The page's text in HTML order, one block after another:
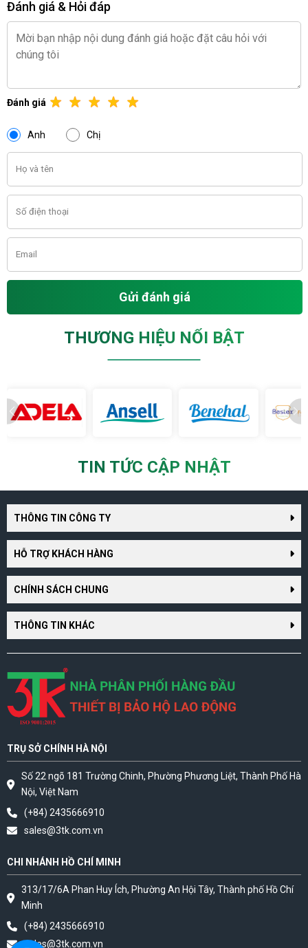
Đánh giá & Hỏi đáp
Đánh giá
Anh Chị
Gửi đánh giá
THƯƠNG HIỆU NỔI BẬT
TIN TỨC CẬP NHẬT
THÔNG TIN CÔNG TY
HỖ TRỢ KHÁCH HÀNG
CHÍNH SÁCH CHUNG
THÔNG TIN KHÁC
TRỤ SỞ CHÍNH HÀ NỘI
Số 22 ngõ 181 Trường Chinh, Phường Phương Liệt, Thành Phố Hà
Nội, Việt Nam
(+84) 2435666910
sales@3tk.com.vn
CHI NHÁNH HỒ CHÍ MINH
313/17/6A Phan Huy Ích, Phường An Hội Tây, Thành phố Hồ Chí
Minh
(+84) 2435666910
sales@3tk.com.vn